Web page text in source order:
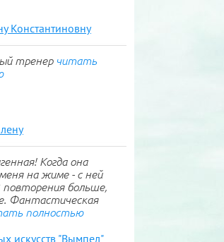
Константиновну
тренер читать
Когда она
на жиме - с ней
больше,
Фантастическая
полностью
искусств "Вымпел"